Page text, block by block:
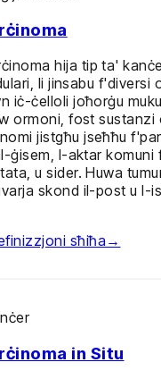
hija tip ta'
li jinsabu f'diversi
iċ-ċelloli joħorġu
ormoni, fost sustanzi
jistgħu jseħħu
ġisem, l-aktar komuni
u sider. Huwa
skond il-post u l-
sħiħa →
in Situ